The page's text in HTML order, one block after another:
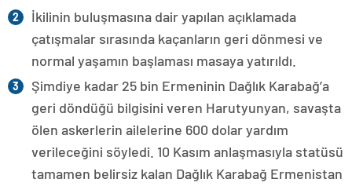
İkilinin buluşmasına dair yapılan açıklamada
çatışmalar sırasında kaçanların geri dönmesi ve
normal yaşamın başlaması masaya yatırıldı.
Şimdiye kadar 25 bin Ermeninin Dağlık Karabağ’a
geri döndüğü bilgisini veren Harutyunyan, savaşta
ölen askerlerin ailelerine 600 dolar yardım
verileceğini söyledi. 10 Kasım anlaşmasıyla statüsü
tamamen belirsiz kalan Dağlık Karabağ Ermenistan